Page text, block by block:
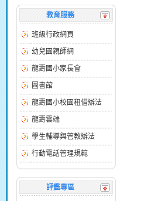
教育服務
班級行政網頁
幼兒園親師網
龍壽國小家長會
圖書館
龍壽國小校園租借辦法
龍壽雲端
學生輔導與管教辦法
行動電話管理規範
評鑑專區